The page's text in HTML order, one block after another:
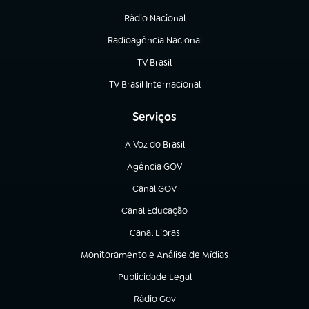
Rádio Nacional
Radioagência Nacional
(abre em nova aba)
TV Brasil
(abre em nova aba)
TV Brasil Internacional
(abre em nova aba)
Serviços
A Voz do Brasil
(abre em nova aba)
Agência GOV
(abre em nova aba)
Canal GOV
(abre em nova aba)
Canal Educação
(abre em nova aba)
Canal Libras
(abre em nova aba)
Monitoramento e Análise de Mídias
(abre em nova aba)
Publicidade Legal
(abre em nova aba)
Rádio Gov
(abre em nova aba)